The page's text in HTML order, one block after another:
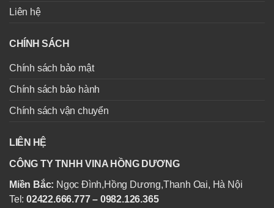
Liên hệ
CHÍNH SÁCH
Chính sách bảo mật
Chính sách bảo hành
Chính sách vận chuyển
LIÊN HỆ
CÔNG TY TNHH VINA HỒNG DƯƠNG
Miền Bắc: Ngọc Đình,Hồng Dương,Thanh Oai, Hà Nội
Tel: 02422.666.777 – 0982.126.365